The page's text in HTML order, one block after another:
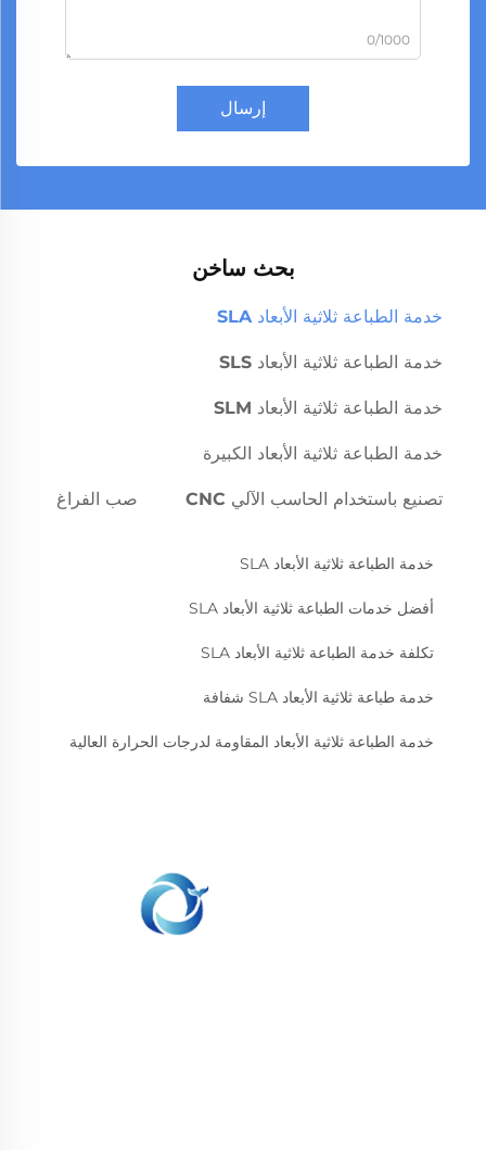
0/1000
إرسال
بحث ساخن
خدمة الطباعة ثلاثية الأبعاد SLA
خدمة الطباعة ثلاثية الأبعاد SLS
خدمة الطباعة ثلاثية الأبعاد SLM
خدمة الطباعة ثلاثية الأبعاد الكبيرة
تصنيع باستخدام الحاسب الآلي CNC صب الفراغ
خدمة الطباعة ثلاثية الأبعاد SLA
أفضل خدمات الطباعة ثلاثية الأبعاد SLA
تكلفة خدمة الطباعة ثلاثية الأبعاد SLA
خدمة طباعة ثلاثية الأبعاد SLA شفافة
خدمة الطباعة ثلاثية الأبعاد المقاومة لدرجات الحرارة العالية